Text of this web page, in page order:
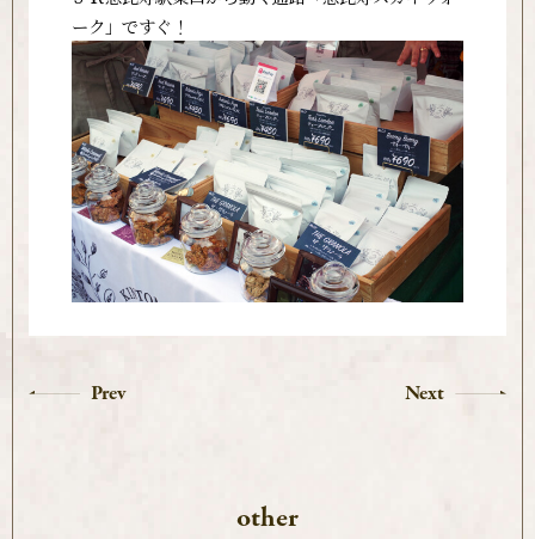
ーク」ですぐ！
Prev Next
other